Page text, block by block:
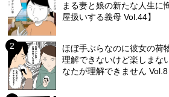
まる妻と娘の新たな人生に
屋扱いする義母 Vol.44】
ほぼ手ぶらなのに彼女の荷
理解できないけど楽しまな
なたが理解できません Vol.8